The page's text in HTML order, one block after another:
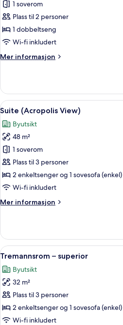
Suite,
balkong
1 soverom
Plass til 2 personer
1 dobbeltseng
Wi-fi inkludert
Mer informasjon
Mer
balkong
Åpne
alle
bildene
av
Suite
(Acropolis
View)
6
Suite (Acropolis View)
Byutsikt
48 m²
1 soverom
Plass til 3 personer
2 enkeltsenger og 1 sovesofa (enkel)
Wi-fi inkludert
Mer informasjon
Mer
(Acropolis
View)
Åpne
alle
bildene
av
Tremannsrom
–
superior
5
Tremannsrom – superior
Byutsikt
32 m²
Plass til 3 personer
2 enkeltsenger og 1 sovesofa (enkel)
Wi-fi inkludert